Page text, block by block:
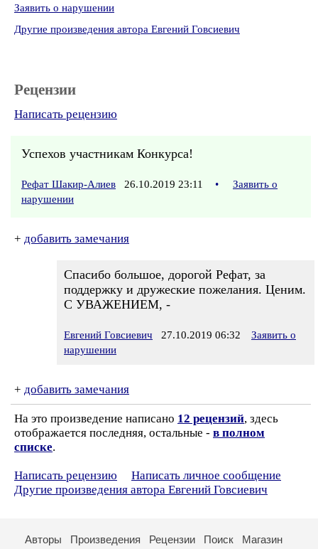
Заявить о нарушении
Другие произведения автора Евгений Говсиевич
Рецензии
Написать рецензию
Успехов участникам Конкурса!
Рефат Шакир-Алиев 26.10.2019 23:11 •
Заявить о
нарушении
+ добавить замечания
Спасибо большое, дорогой Рефат, за
поддержку и дружеские пожелания. Ценим.
С УВАЖЕНИЕМ, -
Евгений Говсиевич 27.10.2019 06:32
Заявить о
нарушении
+ добавить замечания
На это произведение написано 12 рецензий, здесь
отображается последняя, остальные - в полном
списке.
Написать рецензию
Написать личное сообщение
Другие произведения автора Евгений Говсиевич
Авторы Произведения Рецензии Поиск
Магазин